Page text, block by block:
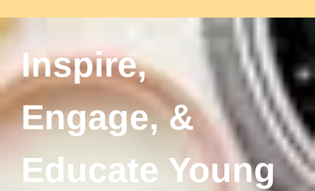
Inspire,
Engage, &
Educate Young